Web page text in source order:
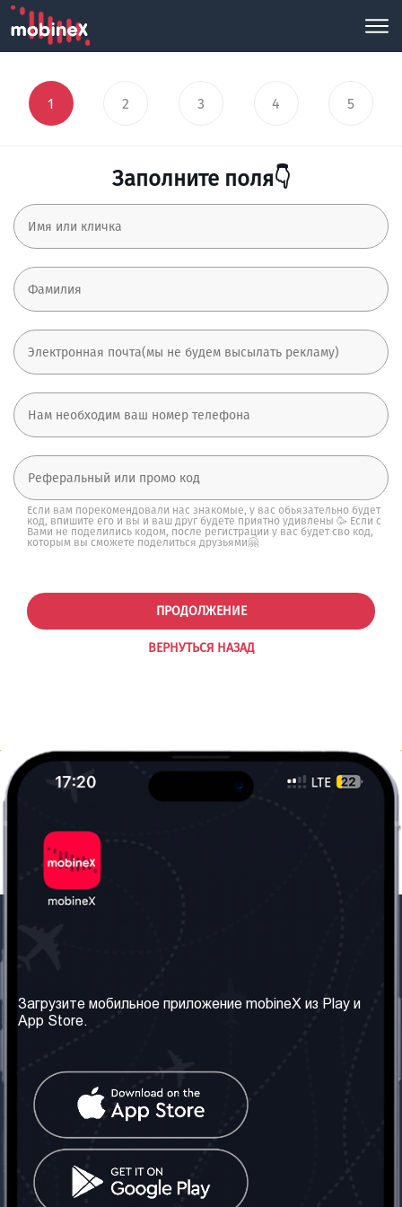
1 2 3 4 5
Заполните поля👇
Если вам порекомендовали нас знакомые, у вас обьязательно будет
код, впишите его и вы и ваш друг будете приятно удивлены 🥳 Если с
Вами не поделились кодом, после регистрации у вас будет сво код,
которым вы сможете поделиться друзьями🤗
ВЕРНУТЬСЯ НАЗАД
ПРОДОЛЖЕНИЕ
Наши сервисы
Правила и Условия
Часто задаваемые
вопросы
Контакт
Грузия: Тбилиси
Телефон: +442030340050
Социальные сети
Загрузите мобильное приложение mobineX из Play и
App Store.